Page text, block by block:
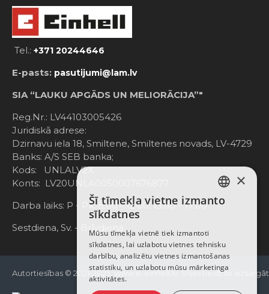
Tel.: +371 20244646
E-pasts: pasutijumi@lam.lv
SIA “LAUKU APGĀDS UN MELIORĀCIJA”"
Reg.Nr.: LV44103005426
Juridiskā adrese:
Dzirnavu iela 18, Smiltene, Smiltenes novads, LV-4729
Banks: A/S SEB banka;
Kods: UNLALV2X
Konts: LV20UNLA0050007676877
Darba laiks: P - Pk. 8:00 - 12:00; 13:00 - 17:00
Sestdiena, Sv. - Brīvdiena
Autortiesības © 2021-2025, www.e-einhell.lv, Visas tiesības
LATVIAN
ENGLISH
×
Šī tīmekļa vietne izmanto
sīkdatnes
Mūsu tīmekļa vietnē tiek izmantoti
sīkdatnes, lai uzlabotu vietnes tehnisku
darbību, analizētu vietnes izmantošanas
statistiku, un uzlabotu mūsu mārketinga
aktivitātes.